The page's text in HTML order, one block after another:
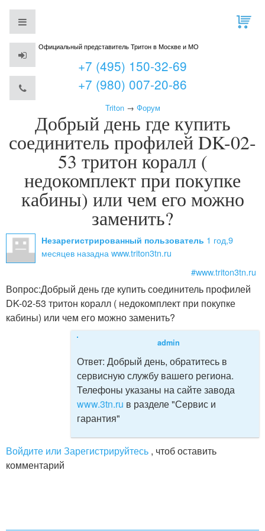
Официальный представитель Тритон в Москве и МО
+7 (495) 150-32-69
+7 (980) 007-20-86
Triton→ Форум
Добрый день где купить
соединитель профилей DK-02-
53 тритон коралл (
недокомплект при покупке
кабины) или чем его можно
заменить?
Незарегистрированный пользователь 1 год,9
месяцев назадна www.triton3tn.ru
#www.triton3tn.ru
Вопрос:Добрый день где купить соединитель профилей
DK-02-53 тритон коралл ( недокомплект при покупке
кабины) или чем его можно заменить?
admin
Ответ: Добрый день, обратитесь в
сервисную службу вашего региона.
Телефоны указаны на сайте завода
www.3tn.ru в разделе "Сервис и
гарантия"
Войдите или Зарегистрируйтесь , чтоб оставить
комментарий